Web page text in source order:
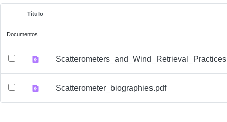
Título
Documentos
Scatterometer_biographies.pdf